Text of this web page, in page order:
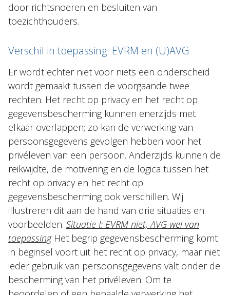
door richtsnoeren en besluiten van
toezichthouders.
Verschil in toepassing: EVRM en (U)AVG
Er wordt echter niet voor niets een onderscheid
wordt gemaakt tussen de voorgaande twee
rechten. Het recht op privacy en het recht op
gegevensbescherming kunnen enerzijds met
elkaar overlappen; zo kan de verwerking van
persoonsgegevens gevolgen hebben voor het
privéleven van een persoon. Anderzijds kunnen de
reikwijdte, de motivering en de logica tussen het
recht op privacy en het recht op
gegevensbescherming ook verschillen. Wij
illustreren dit aan de hand van drie situaties en
voorbeelden. Situatie I: EVRM niet, AVG wel van
toepassingHet begrip gegevensbescherming komt
in beginsel voort uit het recht op privacy, maar niet
ieder gebruik van persoonsgegevens valt onder de
bescherming van het privéleven. Om te